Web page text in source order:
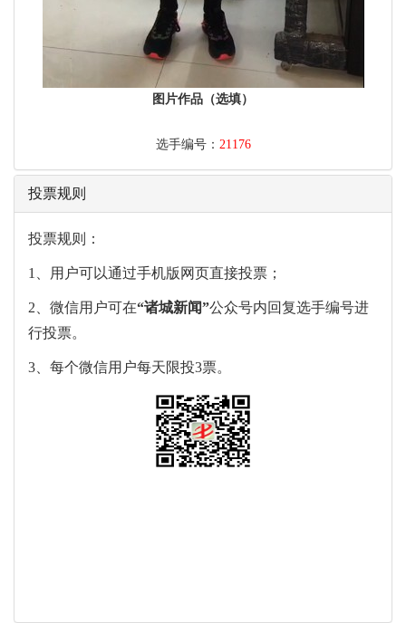
图片作品（选填）
选手编号： 21176
投票规则
投票规则：
1、用户可以通过手机版网页直接投票；
2、微信用户可在“诸城新闻”公众号内回复选手编号进
行投票。
3、每个微信用户每天限投3票。